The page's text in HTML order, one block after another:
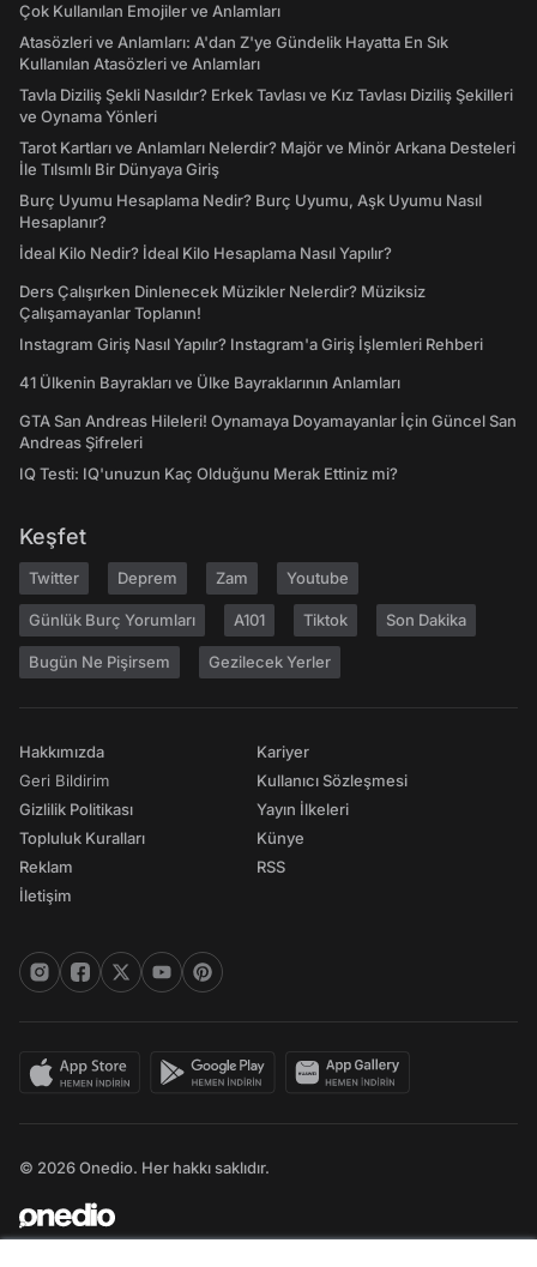
Çok Kullanılan Emojiler ve Anlamları
Atasözleri ve Anlamları: A'dan Z'ye Gündelik Hayatta En Sık
Kullanılan Atasözleri ve Anlamları
Tavla Diziliş Şekli Nasıldır? Erkek Tavlası ve Kız Tavlası Diziliş Şekilleri
ve Oynama Yönleri
Tarot Kartları ve Anlamları Nelerdir? Majör ve Minör Arkana Desteleri
İle Tılsımlı Bir Dünyaya Giriş
Burç Uyumu Hesaplama Nedir? Burç Uyumu, Aşk Uyumu Nasıl
Hesaplanır?
İdeal Kilo Nedir? İdeal Kilo Hesaplama Nasıl Yapılır?
Ders Çalışırken Dinlenecek Müzikler Nelerdir? Müziksiz
Çalışamayanlar Toplanın!
Instagram Giriş Nasıl Yapılır? Instagram'a Giriş İşlemleri Rehberi
41 Ülkenin Bayrakları ve Ülke Bayraklarının Anlamları
GTA San Andreas Hileleri! Oynamaya Doyamayanlar İçin Güncel San
Andreas Şifreleri
IQ Testi: IQ'unuzun Kaç Olduğunu Merak Ettiniz mi?
Keşfet
Twitter Deprem Zam Youtube
Günlük Burç Yorumları A101 Tiktok Son Dakika
Bugün Ne Pişirsem Gezilecek Yerler
Hakkımızda
Geri Bildirim
Gizlilik Politikası
Topluluk Kuralları
Reklam
İletişim
Kariyer
Kullanıcı Sözleşmesi
Yayın İlkeleri
Künye
RSS
© 2026 Onedio. Her hakkı saklıdır.